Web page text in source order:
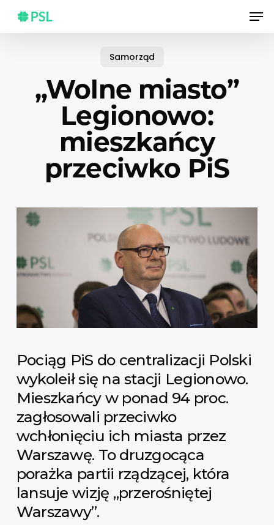
main
Samorząd
„Wolne miasto”
Legionowo:
mieszkańcy
przeciwko PiS
Pociąg PiS do centralizacji Polski
wykoleił się na stacji Legionowo.
Mieszkańcy w ponad 94 proc.
zagłosowali przeciwko
wchłonięciu ich miasta przez
Warszawę. To druzgocąca
porażka partii rządzącej, która
lansuje wizję „przerośniętej
Warszawy”.